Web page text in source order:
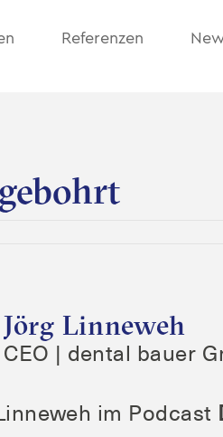
Referenzen
Jörg Linneweh
CEO | den­tal bau­er
im Pod­cast